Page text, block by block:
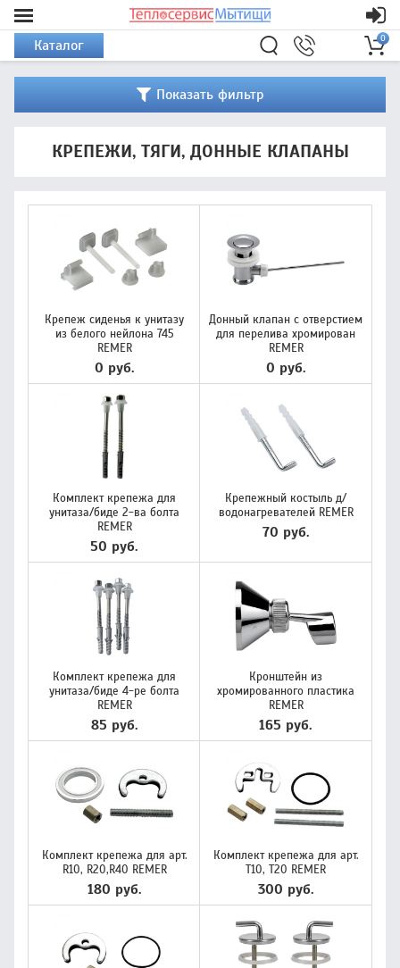
Каталог 0
Показать фильтр
КРЕПЕЖИ, ТЯГИ, ДОННЫЕ КЛАПАНЫ
Крепеж сиденья к унитазу
из белого нейлона 745
REMER
0 руб.
Донный клапан с отверстием
для перелива хромирован
REMER
0 руб.
Комплект крепежа для
унитаза/биде 2-ва болта
REMER
50 руб.
Крепежный костыль д/
водонагревателей REMER
70 руб.
Комплект крепежа для
унитаза/биде 4-ре болта
REMER
85 руб.
Кронштейн из
хромированного пластика
REMER
165 руб.
Комплект крепежа для арт.
R10, R20,R40 REMER
180 руб.
Комплект крепежа для арт.
Т10, Т20 REMER
300 руб.